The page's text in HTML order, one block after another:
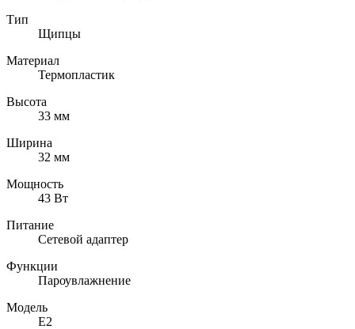
Тип
Щипцы
Материал
Термопластик
Высота
33 мм
Ширина
32 мм
Мощность
43 Вт
Питание
Сетевой адаптер
Функции
Пароувлажнение
Модель
E2